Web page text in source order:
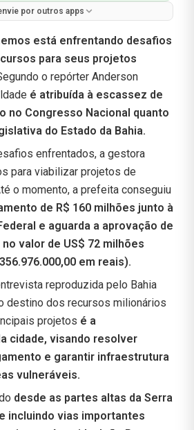
por outros apps
está enfrentando desafios
para seus projetos
o repórter Anderson
é atribuída à escassez de
no Congresso Nacional quanto
do Estado da Bahia.
enfrentados, a gestora
para viabilizar projetos de
o momento, a prefeita conseguiu
de R$ 160 milhões junto à
e aguarda a aprovação de
valor de US$ 72 milhões
em reais).
reproduzida pelo Bahia
destino dos recursos milionários
projetos é a
cidade, visando resolver
e garantir infraestrutura
vulneráveis.
desde as partes altas da Serra
incluindo vias importantes